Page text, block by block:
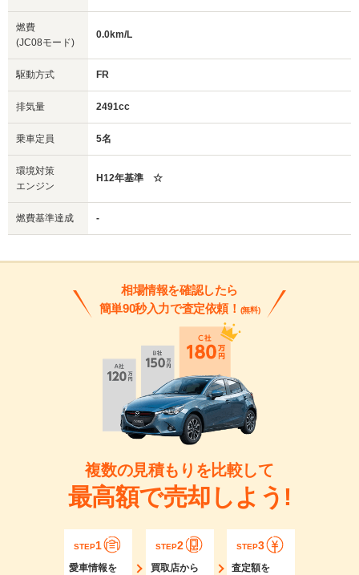
燃費
(JC08モード)
0.0km/L
駆動方式 FR
排気量 2491cc
乗車定員 5名
環境対策
エンジン
H12年基準 ☆
燃費基準達成 -
相場情報を確認したら
簡単90秒入力で査定依頼！ (無料)
複数の見積もりを比較して
最高額で売却しよう!
STEP1
愛車情報を
STEP2
買取店から
STEP3
査定額を